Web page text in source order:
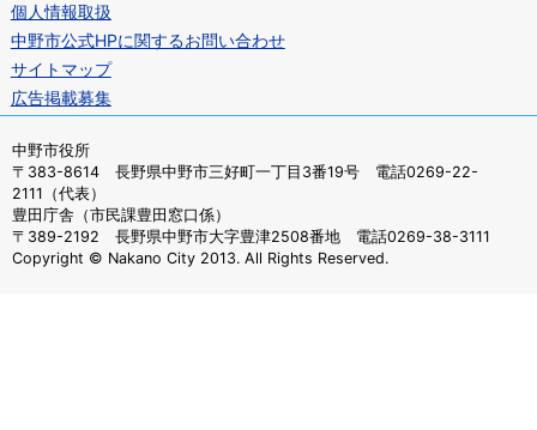
個人情報取扱
中野市公式HPに関するお問い合わせ
サイトマップ
広告掲載募集
中野市役所
〒383-8614 長野県中野市三好町一丁目3番19号 電話0269-22-
2111（代表）
豊田庁舎（市民課豊田窓口係）
〒389-2192 長野県中野市大字豊津2508番地 電話0269-38-3111
Copyright © Nakano City 2013. All Rights Reserved.